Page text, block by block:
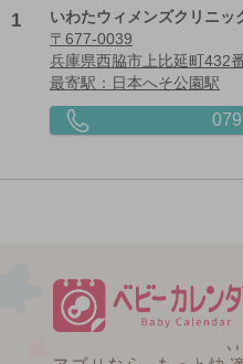
1
いわたウィメンズクリニッ
〒677-0039
兵庫県西脇市上比延町432
最寄駅：日本へそ公園駅